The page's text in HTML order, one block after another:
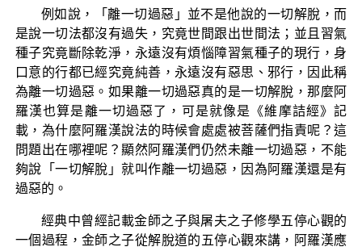
例如說，「離一切過惡」並不是他說的一切解脫，而
是說一切法都沒有過失，究竟世間跟出世間法；並且習氣
種子究竟斷除乾淨，永遠沒有煩惱障習氣種子的現行，身
口意的行都已經究竟純善，永遠沒有惡思、邪行，因此稱
為離一切過惡。如果離一切過惡真的是一切解脫，那麼阿
羅漢也算是離一切過惡了，可是就像是《維摩詰經》記
載，為什麼阿羅漢說法的時候會處處被菩薩們指責呢？這
問題出在哪裡呢？顯然阿羅漢們仍然未離一切過惡，不能
夠說「一切解脫」就叫作離一切過惡，因為阿羅漢還是有
過惡的。
經典中曾經記載金師之子與屠夫之子修學五停心觀的
一個過程，金師之子從解脫道的五停心觀來講，阿羅漢應